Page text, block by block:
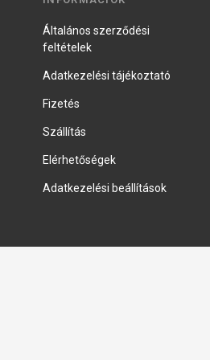
Általános szerződési
feltételek
Adatkezelési tájékoztató
Fizetés
Szállítás
Elérhetőségek
Adatkezelési beállítások